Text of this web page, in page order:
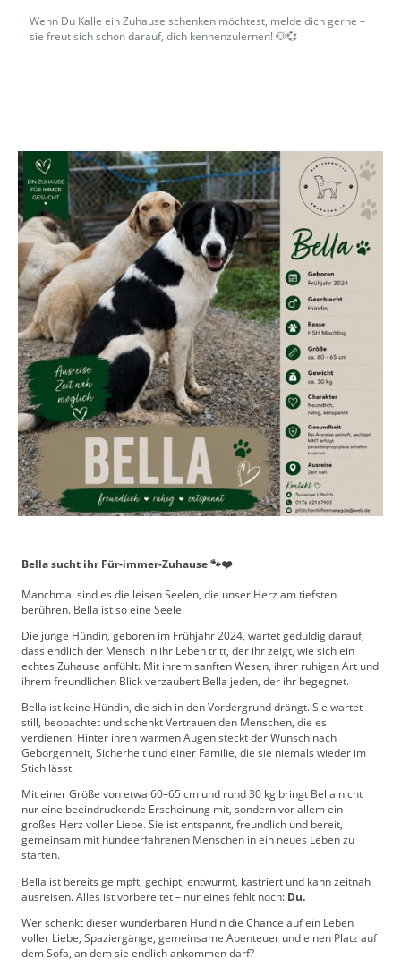
Wenn Du Kalle ein Zuhause schenken möchtest, melde dich gerne –
sie freut sich schon darauf, dich kennenzulernen! 🐶💞
Bella sucht ihr Für-immer-Zuhause 🐾❤️
Manchmal sind es die leisen Seelen, die unser Herz am tiefsten
berühren. Bella ist so eine Seele.
Die junge Hündin, geboren im Frühjahr 2024, wartet geduldig darauf,
dass endlich der Mensch in ihr Leben tritt, der ihr zeigt, wie sich ein
echtes Zuhause anfühlt. Mit ihrem sanften Wesen, ihrer ruhigen Art und
ihrem freundlichen Blick verzaubert Bella jeden, der ihr begegnet.
Bella ist keine Hündin, die sich in den Vordergrund drängt. Sie wartet
still, beobachtet und schenkt Vertrauen den Menschen, die es
verdienen. Hinter ihren warmen Augen steckt der Wunsch nach
Geborgenheit, Sicherheit und einer Familie, die sie niemals wieder im
Stich lässt.
Mit einer Größe von etwa 60–65 cm und rund 30 kg bringt Bella nicht
nur eine beeindruckende Erscheinung mit, sondern vor allem ein
großes Herz voller Liebe. Sie ist entspannt, freundlich und bereit,
gemeinsam mit hundeerfahrenen Menschen in ein neues Leben zu
starten.
Bella ist bereits geimpft, gechipt, entwurmt, kastriert und kann zeitnah
ausreisen. Alles ist vorbereitet – nur eines fehlt noch: Du.
Wer schenkt dieser wunderbaren Hündin die Chance auf ein Leben
voller Liebe, Spaziergänge, gemeinsame Abenteuer und einen Platz auf
dem Sofa, an dem sie endlich ankommen darf?